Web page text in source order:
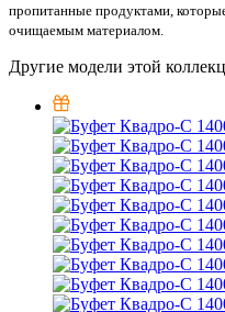
пропитанные продуктами,
очищаемым материалом.
Другие модели этой